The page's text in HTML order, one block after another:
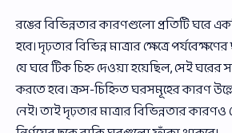
রঙের বিভিন্নতার কারণগুলাে প্রতিটি ঘরে
হবে। দৃঢ়তার বিভিন্ন মাত্রার ক্ষেত্রে
যে ঘরে টিক চিহ্ন দেওয়া হয়েছিল, সেই ঘরের
করতে হবে। ক্রস-চিহ্নিত ঘরসমূহের কারণ
নেই। তাই দৃঢ়তার মাত্রার বিভিন্নতার কারণও